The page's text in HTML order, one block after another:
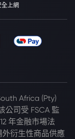
全上網
Africa (Pty)
公司受 FSCA 監
年金融市場法
外衍生性商品供應